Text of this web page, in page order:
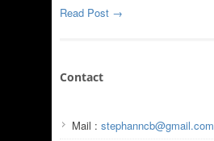
Read Post →
Contact
Mail : stephanncb@gmail.com